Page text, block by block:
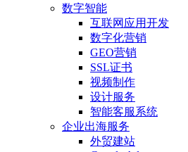
数字智能
互联网应用开发
数字化营销
GEO营销
SSL证书
视频制作
设计服务
智能客服系统
企业出海服务
外贸建站